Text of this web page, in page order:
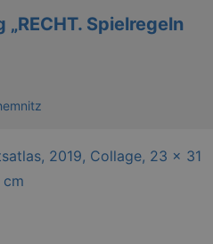
Spielregeln